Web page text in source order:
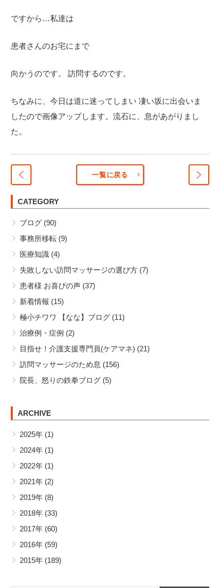
ですから…私達は
患者さんのお宅にまで
向かうのです。 訪問するのです。
ちなみに、今日は道に迷ってしまい 凄い坂に出会いま
したので画像アップします。流石に、息があがりまし
た。
ない
日和
一覧に戻る
CATEGORY
ブログ (90)
事務所移転 (9)
医療知識 (4)
失敗しない訪問マッサージの選び方 (7)
患者様 お喜びの声 (37)
新着情報 (15)
極小チワワ 【なな】ブログ (11)
治療例・症例 (2)
目指せ！介護支援専門員(ケアマネ) (21)
訪問マッサージのため息 (156)
院長、怒りの鉄拳ブログ (5)
ARCHIVE
2025年 (1)
2024年 (1)
2022年 (1)
2021年 (2)
2019年 (8)
2018年 (33)
2017年 (60)
2016年 (59)
2015年 (189)